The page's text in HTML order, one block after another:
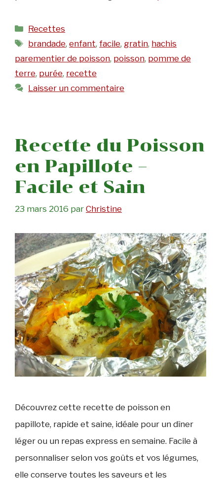
Catégories
Recettes
Étiquettes
brandade,enfant,facile, gratin, hachis
parementier de poisson, poisson, pomme de
terre, purée, recette
Laisser un commentaire
Recette du Poisson
en Papillote –
Facile et Sain
23 mars 2016 par Christine
Découvrez cette recette de poisson en
papillote, rapide et saine, idéale pour un dîner
léger ou un repas express en semaine. Facile à
personnaliser selon vos goûts et vos légumes,
elle conserve toutes les saveurs et les